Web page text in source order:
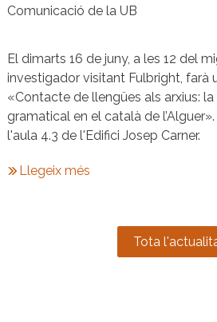
Comunicació de la UB
El dimarts 16 de juny, a les 12 del
investigador visitant Fulbright, farà
«Contacte de llengües als arxius:
gramatical en el català de
l'aula 4.3 de l'Edifici Josep Carner.
Llegeix més
Tota